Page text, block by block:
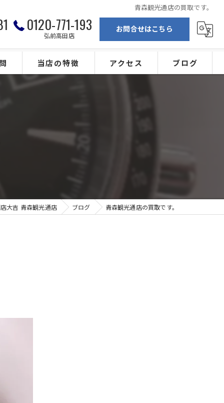
青森観光通店の買取です。
0120-771-193
弘前高田店
お問合せはこちら
当店の特徴 アクセス ブログ
大吉 青森観光通店 ブログ 青森観光通店の買取です。